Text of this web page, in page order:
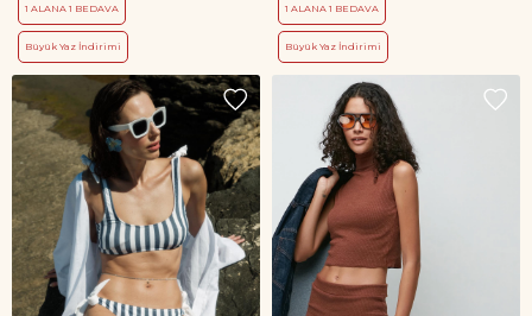
1 ALANA 1 BEDAVA
Büyük Yaz İndirimi
1 ALANA 1 BEDAVA
Büyük Yaz İndirimi